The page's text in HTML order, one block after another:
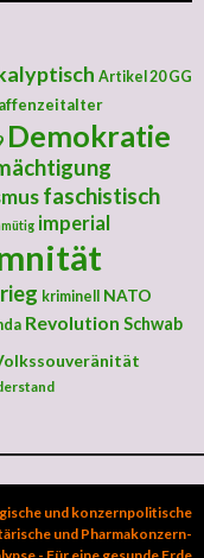
Artikel 20 GG
Demokratie
faschistisch
imperial
kriminell
NATO
Revolution Schwab
und konzernpolitische
und Pharmakonzern-